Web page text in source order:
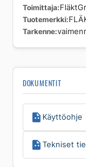
Toimittaja
Tuotemerkki
Tarkenne
DOKUMENTIT
Käyttöohje
Tekniset